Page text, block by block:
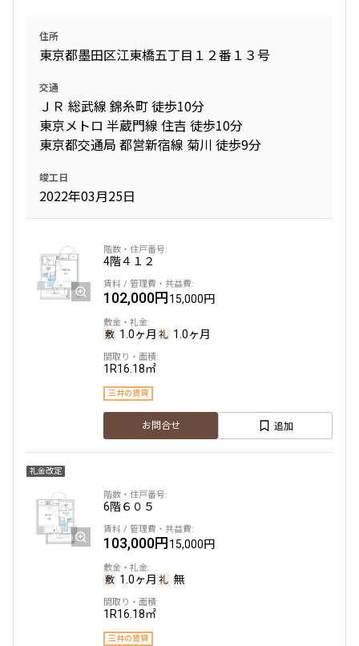
住所
東京都墨田区江東橋五丁目１２番１３号
交通
ＪＲ 総武線 錦糸町 徒歩10分
東京メトロ 半蔵門線 住吉 徒歩10分
東京都交通局 都営新宿線 菊川 徒歩9分
竣工日
2022年03月25日
4階４１２
102,000円15,000円
1.0ヶ月 1.0ヶ月
1R16.18㎡
三井の賃貸
お問合せ 追加
礼金改定
6階６０５
103,000円15,000円
1.0ヶ月 無
1R16.18㎡
三井の賃貸